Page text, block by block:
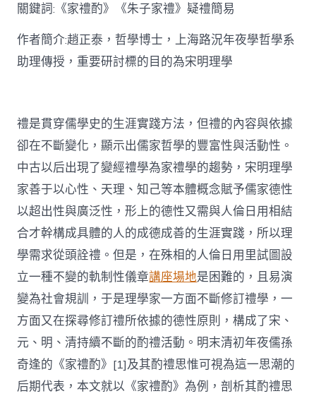
中
關鍵詞:《家禮酌》《朱子家禮》疑禮簡易
作者簡介:趙正泰，哲學博士，上海路況年夜學哲學系
助理傳授，重要研討標的目的為宋明理學
禮是貫穿儒學史的生涯實踐方法，但禮的內容與依據
卻在不斷變化，顯示出儒家哲學的豐富性與活動性。
中古以后出現了變經禮學為家禮學的趨勢，宋明理學
家善于以心性、天理、知己等本體概念賦予儒家德性
以超出性與廣泛性，形上的德性又需與人倫日用相結
合才幹構成具體的人的成德成善的生涯實踐，所以理
學需求從頭詮禮。但是，在殊相的人倫日用里試圖設
立一種不變的軌制性儀章講座場地是困難的，且易演
變為社會規訓，于是理學家一方面不斷修訂禮學，一
方面又在探尋修訂禮所依據的德性原則，構成了宋、
元、明、清持續不斷的酌禮活動。明末清初年夜儒孫
奇逢的《家禮酌》[1]及其酌禮思惟可視為這一思潮的
后期代表，本文就以《家禮酌》為例，剖析其酌禮思